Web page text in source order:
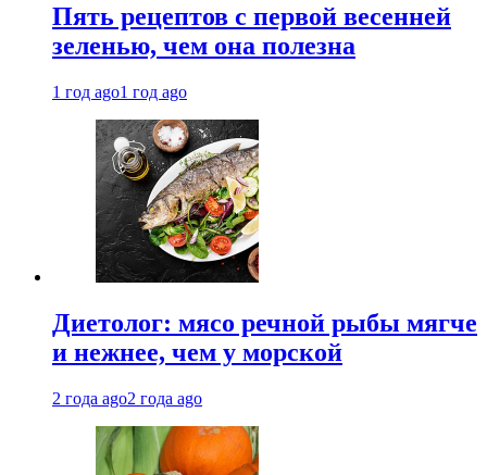
Пять рецептов с первой весенней
зеленью, чем она полезна
1 год ago1 год ago
Диетолог: мясо речной рыбы мягче
и нежнее, чем у морской
2 года ago2 года ago